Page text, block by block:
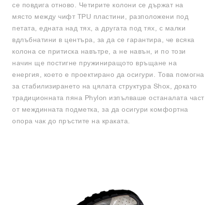
се повдига отново. Четирите колони се държат на
място между чифт TPU пластини, разположени под
петата, едната над тях, а другата под тях, с малки
вдлъбнатини в центъра, за да се гарантира, че всяка
колона се притиска навътре, а не навън, и по този
начин ще постигне пружиниращото връщане на
енергия, което е проектирано да осигури. Това помогна
за стабилизирането на цялата структура Shox, докато
традиционната пяна Phylon изпълваше останалата част
от междинната подметка, за да осигури комфортна
опора чак до пръстите на краката.